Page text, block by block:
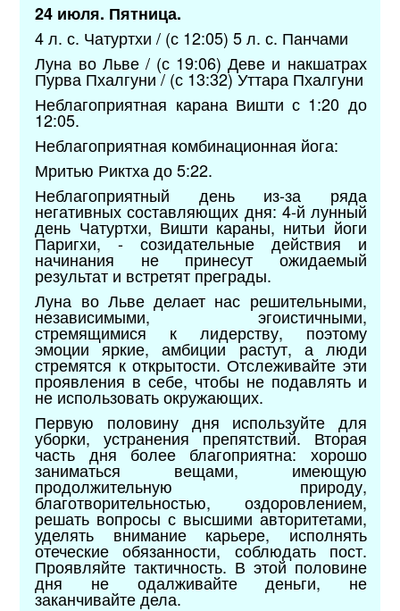
24 июля. Пятница.
4 л. с. Чатуртхи / (с 12:05) 5 л. с. Панчами
Луна во Льве / (с 19:06) Деве и накшатрах
Пурва Пхалгуни / (с 13:32) Уттара Пхалгуни
Неблагоприятная карана Вишти с 1:20 до
12:05.
Неблагоприятная комбинационная йога:
Мритью Риктха до 5:22.
Неблагоприятный день из-за ряда
негативных составляющих дня: 4-й лунный
день Чатуртхи, Вишти караны, нитьи йоги
Паригхи, - созидательные действия и
начинания не принесут ожидаемый
результат и встретят преграды.
Луна во Льве делает нас решительными,
независимыми, эгоистичными,
стремящимися к лидерству, поэтому
эмоции яркие, амбиции растут, а люди
стремятся к открытости. Отслеживайте эти
проявления в себе, чтобы не подавлять и
не использовать окружающих.
Первую половину дня используйте для
уборки, устранения препятствий. Вторая
часть дня более благоприятна: хорошо
заниматься вещами, имеющую
продолжительную природу,
благотворительностью, оздоровлением,
решать вопросы с высшими авторитетами,
уделять внимание карьере, исполнять
отеческие обязанности, соблюдать пост.
Проявляйте тактичность. В этой половине
дня не одалживайте деньги, не
заканчивайте дела.